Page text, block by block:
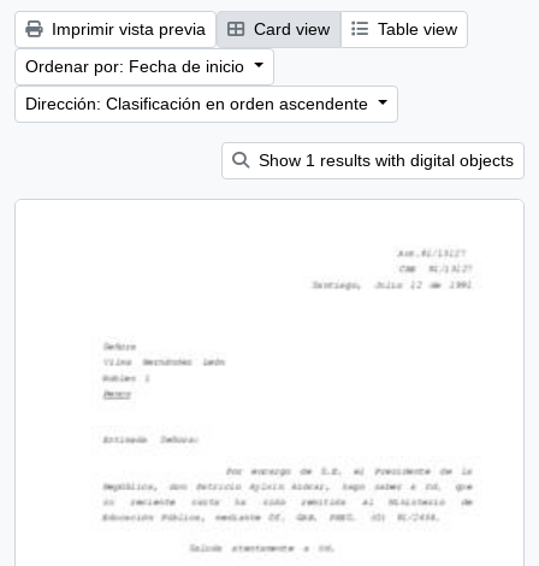
Imprimir vista previa Card view
Table view
Ordenar por: Fecha de inicio
Dirección: Clasificación en orden ascendente
Show 1 results with digital objects